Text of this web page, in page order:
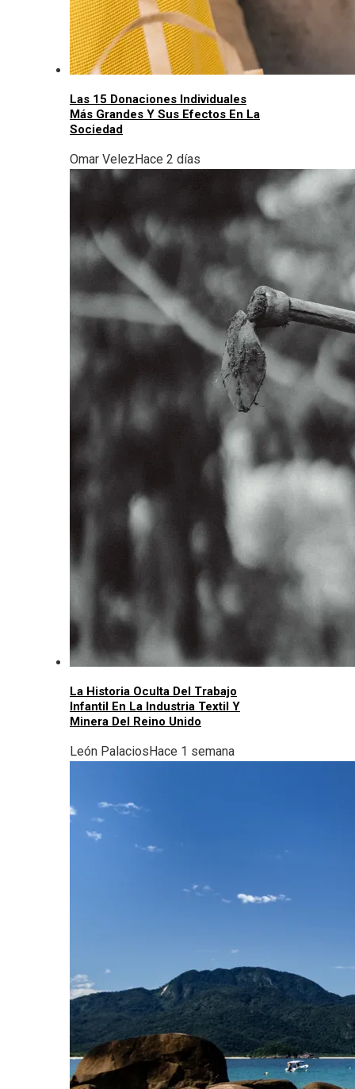
Las 15 Donaciones Individuales
Más Grandes Y Sus Efectos En La
Sociedad
Omar VelezHace 2 días
La Historia Oculta Del Trabajo
Infantil En La Industria Textil Y
Minera Del Reino Unido
León PalaciosHace 1 semana